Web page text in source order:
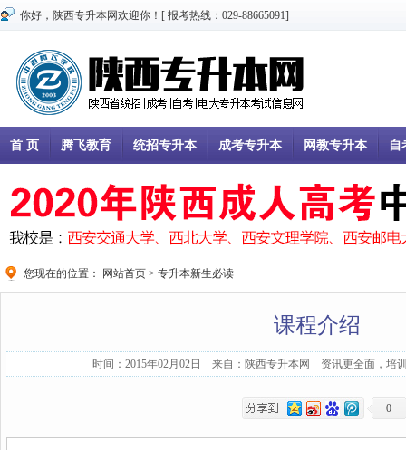
你好，陕西专升本网欢迎你！[ 报考热线：029-88665091]
首 页 腾飞教育 统招专升本 成考专升本 网教专升本 自
您现在的位置： 网站首页 > 专升本新生必读
课程介绍
时间：2015年02月02日 来自：陕西专升本网 资讯更全面，培
0